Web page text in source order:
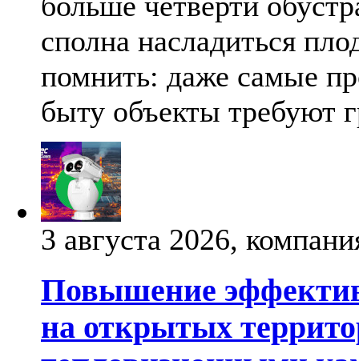
сполна насладиться
помнить: даже самые
быту объекты требуют
3 августа 2026,
Повышение
на открытых